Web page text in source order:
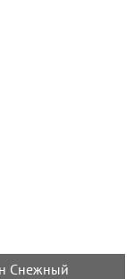
Снежный